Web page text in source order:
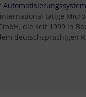
tätige
die seit 1999 in
deutschsprachigen